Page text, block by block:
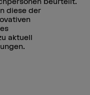
diese der
aktuell